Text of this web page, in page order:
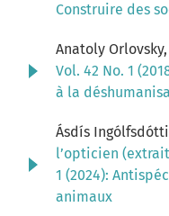
Construire des
Anatoly Orlovsky,
Vol. 42 No. 1
à la
Ásdís
l’opticien
1 (2024):
animaux